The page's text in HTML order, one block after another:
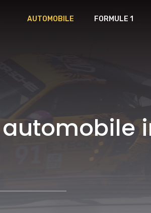
AUTOMOBILE FORMULE 1